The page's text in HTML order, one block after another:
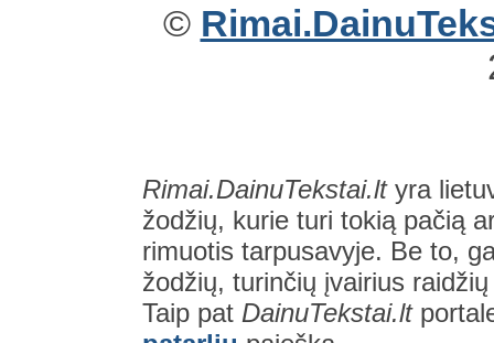
©
Rimai.DainuTekstai.ltyra
žodžių, kurie turi tokią pačią
rimuotis tarpusavyje. Be to,
žodžių, turinčių įvairius
Taip pat DainuTekstai.lt